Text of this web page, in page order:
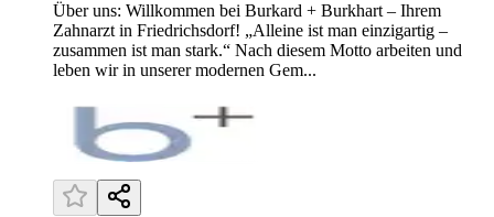
Über uns: Willkommen bei Burkard + Burkhart – Ihrem
Zahnarzt in Friedrichsdorf! „Alleine ist man einzigartig –
zusammen ist man stark.“ Nach diesem Motto arbeiten und
leben wir in unserer modernen Gem...